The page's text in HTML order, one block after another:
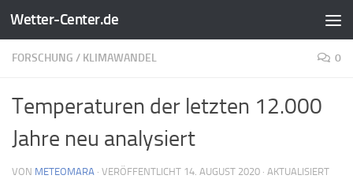
Zum Inhalt springen
Wetter-Center.de
FORSCHUNG / KLIMAWANDEL 0
Temperaturen der letzten 12.000
Jahre neu analysiert
VON METEOMARA · VERÖFFENTLICHT 14. AUGUST 2020 · AKTUALISIERT